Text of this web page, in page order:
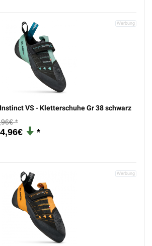
VS - Kletterschuhe Gr 38 schwarz